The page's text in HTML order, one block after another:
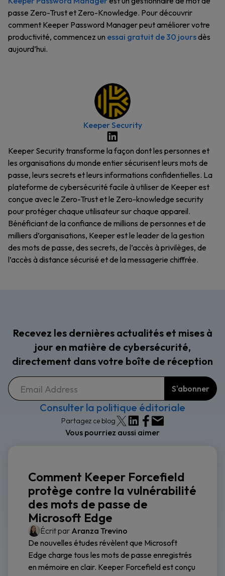
passe Zero-Trust et Zero-Knowledge. Pour découvrir
comment Keeper Password Manager peut améliorer votre
productivité, commencez un essai gratuit de 30 joursdès
aujourd’hui.
Keeper Security
Keeper Security transforme la façon dont les personnes et
les organisations du monde entier sécurisent leurs mots de
passe, leurs secrets et leurs informations confidentielles. La
plateforme de cybersécurité facile à utiliser de Keeper est
conçue avec le Zero-Trust et le Zero-knowledge security
pour protéger chaque utilisateur sur chaque appareil.
Bénéficiant de la confiance de millions de personnes et de
milliers d’organisations, Keeper est le leader de la gestion
des mots de passe, des secrets, de l’accès à privilèges, de
l’accès à distance sécurisé et de la messagerie chiffrée.
Recevez les dernières actualités et mises à
jour en matière de cybersécurité,
directement dans votre boîte de réception
Consulter la politique éditoriale
Partagez ce blog
Vous pourriez aussi aimer
Comment Keeper Forcefield
protège contre la vulnérabilité
des mots de passe de
Microsoft Edge
Écrit par Aranza Trevino
De nouvelles études révèlent que Microsoft
Edge charge tous les mots de passe enregistrés
en mémoire en clair. Keeper Forcefield est conçu